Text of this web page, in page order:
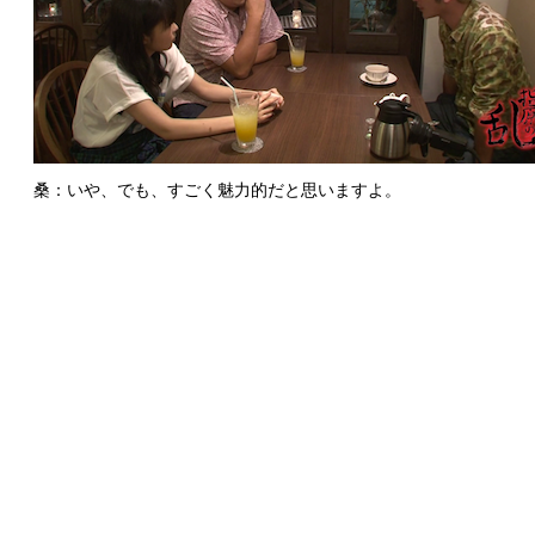
桑：いや、でも、すごく魅力的だと思いますよ。